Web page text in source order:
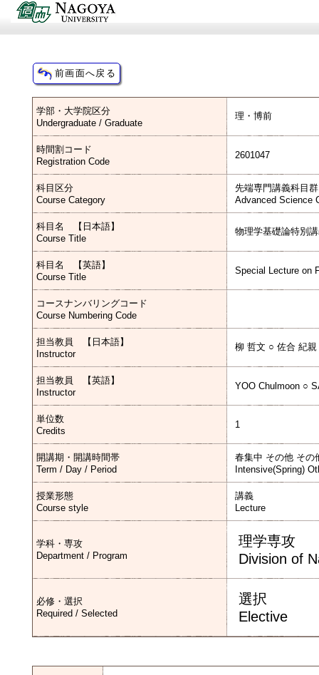
学部・大学院区分
Undergraduate / Graduate
理・博前
時間割コード
Registration Code
2601047
科目区分
Course Category
先端専門講義科目
Advanced Science
科目名 【日本語】
Course Title
物理学基礎論特別
科目名 【英語】
Course Title
Special Lecture on
コースナンバリングコード
Course Numbering Code
担当教員 【日本語】
Instructor
柳 哲文 ○ 佐合 紀親
担当教員 【英語】
Instructor
YOO Chulmoon ○
単位数
Credits
1
開講期・開講時間帯
Term / Day / Period
春集中 その他 その
Intensive(Spring)
授業形態
Course style
講義
Lecture
学科・専攻
Department / Program
理学専攻
Division of
必修・選択
Required / Selected
選択
Elective